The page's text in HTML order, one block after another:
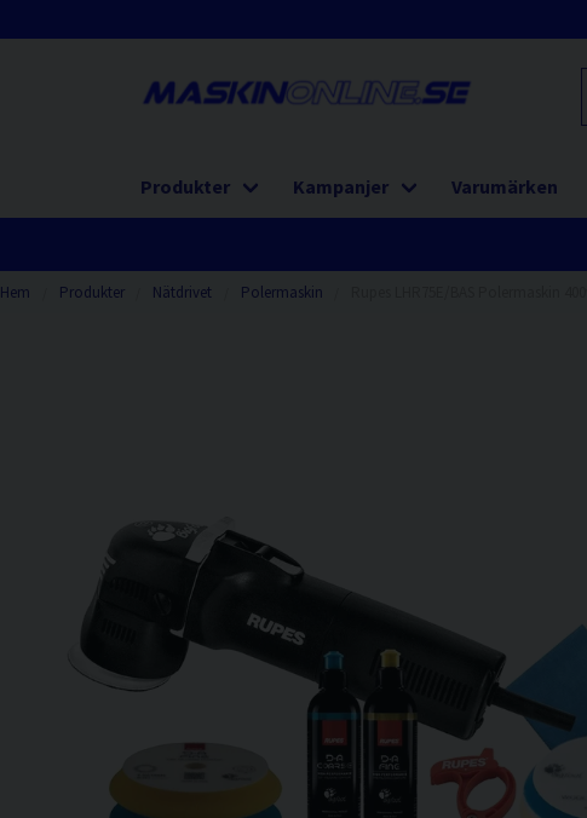
Produkter Kampanjer Varumärken
Hem Produkter Nätdrivet Polermaskin